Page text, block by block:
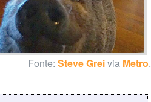
Fonte: Steve Greivia Metro.